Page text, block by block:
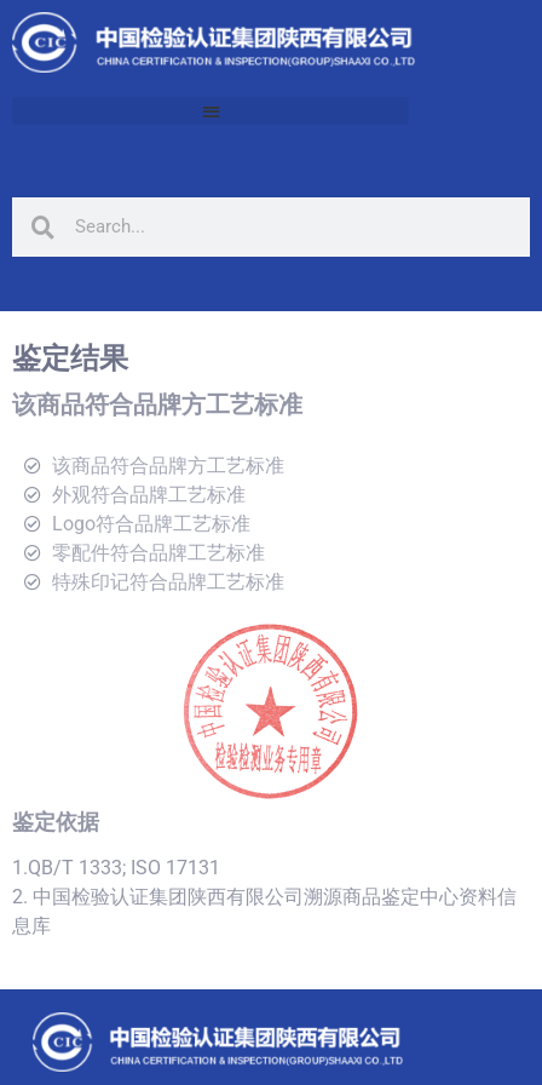
鉴定结果
该商品符合品牌方工艺标准
该商品符合品牌方工艺标准
外观符合品牌工艺标准
Logo符合品牌工艺标准
零配件符合品牌工艺标准
特殊印记符合品牌工艺标准
鉴定依据
1.QB/T 1333; ISO 17131
2. 中国检验认证集团陕西有限公司溯源商品鉴定中心资料信
息库